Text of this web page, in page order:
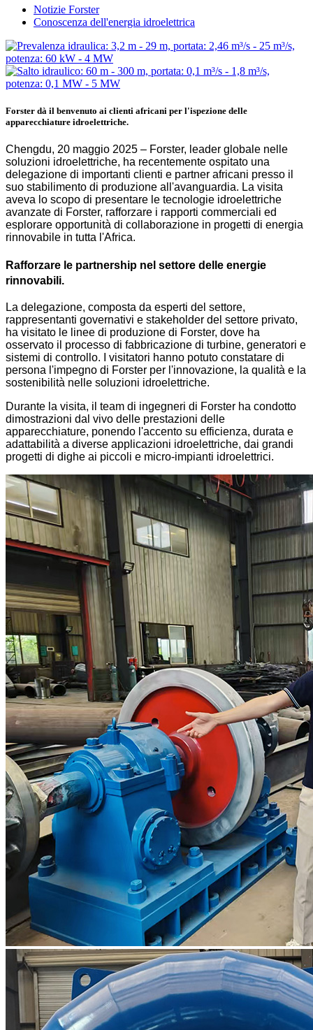
Notizie Forster
Conoscenza dell'energia idroelettrica
Forster dà il benvenuto ai clienti africani per l'ispezione delle
apparecchiature idroelettriche.
Chengdu, 20 maggio 2025 – Forster, leader globale nelle
soluzioni idroelettriche, ha recentemente ospitato una
delegazione di importanti clienti e partner africani presso il
suo stabilimento di produzione all'avanguardia. La visita
aveva lo scopo di presentare le tecnologie idroelettriche
avanzate di Forster, rafforzare i rapporti commerciali ed
esplorare opportunità di collaborazione in progetti di energia
rinnovabile in tutta l'Africa.
Rafforzare le partnership nel settore delle energie
rinnovabili.
La delegazione, composta da esperti del settore,
rappresentanti governativi e stakeholder del settore privato,
ha visitato le linee di produzione di Forster, dove ha
osservato il processo di fabbricazione di turbine, generatori e
sistemi di controllo. I visitatori hanno potuto constatare di
persona l'impegno di Forster per l'innovazione, la qualità e la
sostenibilità nelle soluzioni idroelettriche.
Durante la visita, il team di ingegneri di Forster ha condotto
dimostrazioni dal vivo delle prestazioni delle
apparecchiature, ponendo l'accento su efficienza, durata e
adattabilità a diverse applicazioni idroelettriche, dai grandi
progetti di dighe ai piccoli e micro-impianti idroelettrici.